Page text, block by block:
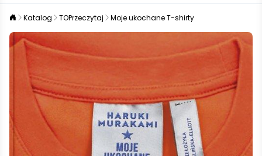
Katalog TOPrzeczytaj Moje ukochane T-shirty